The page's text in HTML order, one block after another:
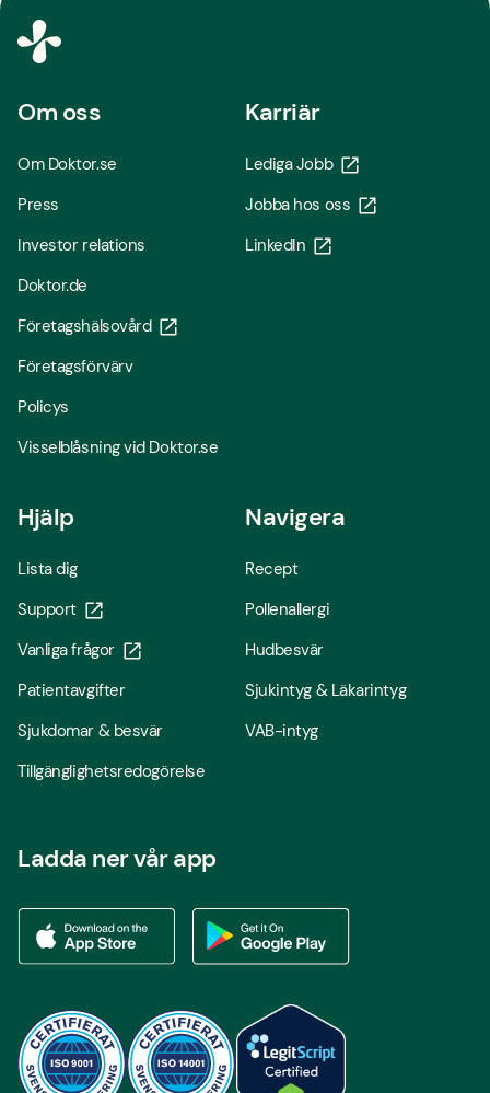
Om oss
Om Doktor.se
Press
Investor relations
Doktor.de
Företagshälsovård
Företagsförvärv
Policys
Visselblåsning vid Doktor.se
Karriär
Lediga Jobb
Jobba hos oss
LinkedIn
Hjälp
Lista dig
Support
Vanliga frågor
Patientavgifter
Sjukdomar & besvär
Tillgänglighetsredogörelse
Navigera
Recept
Pollenallergi
Hudbesvär
Sjukintyg & Läkarintyg
VAB-intyg
Ladda ner vår app